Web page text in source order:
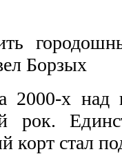
Борзых
2000-х
рок.
корт стал